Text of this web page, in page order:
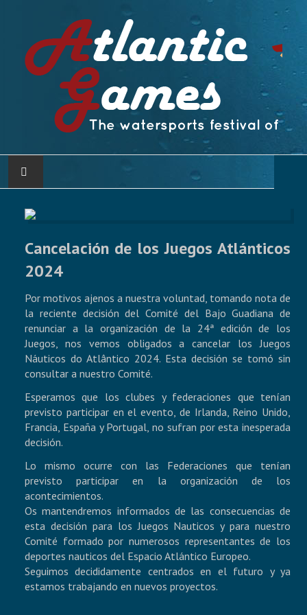
COMITÉ ATLÁNTICO DE DEPORTES NÁUTICOS
NUESTRAS INICIATIVAS
CONTACT
Cancelación de los Juegos Atlánticos
2024
Por motivos ajenos a nuestra voluntad, tomando nota de
la reciente decisión del Comité del Bajo Guadiana de
renunciar a la organización de la 24ª edición de los
Juegos, nos vemos obligados a cancelar los Juegos
Náuticos do Atlântico 2024. Esta decisión se tomó sin
consultar a nuestro Comité.
Esperamos que los clubes y federaciones que tenían
previsto participar en el evento, de Irlanda, Reino Unido,
Francia, España y Portugal, no sufran por esta inesperada
decisión.
Lo mismo ocurre con las Federaciones que tenían
previsto participar en la organización de los
acontecimientos.
Os mantendremos informados de las consecuencias de
esta decisión para los Juegos Nauticos y para nuestro
Comité formado por numerosos representantes de los
deportes nauticos del Espacio Atlántico Europeo.
Seguimos decididamente centrados en el futuro y ya
estamos trabajando en nuevos proyectos.